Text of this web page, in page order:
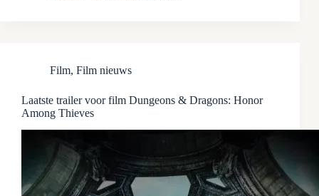
Film, Film nieuws
Laatste trailer voor film Dungeons & Dragons: Honor
Among Thieves